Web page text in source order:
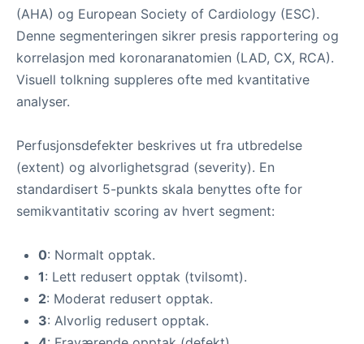
(AHA) og European Society of Cardiology (ESC).
Denne segmenteringen sikrer presis rapportering og
korrelasjon med koronaranatomien (LAD, CX, RCA).
Visuell tolkning suppleres ofte med kvantitative
analyser.
Perfusjonsdefekter beskrives ut fra utbredelse
(extent) og alvorlighetsgrad (severity). En
standardisert 5-punkts skala benyttes ofte for
semikvantitativ scoring av hvert segment:
0: Normalt opptak.
1: Lett redusert opptak (tvilsomt).
2: Moderat redusert opptak.
3: Alvorlig redusert opptak.